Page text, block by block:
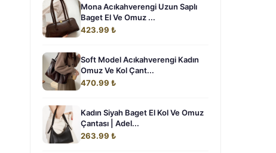
Mona Acıkahverengi Uzun Saplı
Baget El Ve Omuz ...
423.99 ₺
Soft Model Acıkahverengi Kadın
Omuz Ve Kol Çant...
470.99 ₺
Kadın Siyah Baget El Kol Ve Omuz
Çantası | Adel...
263.99 ₺